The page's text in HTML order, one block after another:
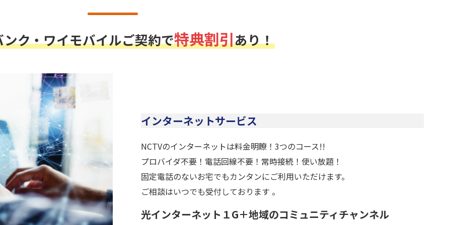
ク・ワイモバイルご契約で特典割引あり！
インターネットサービス
NCTVのインターネットは料金明瞭！3つのコース!!
プロバイダ不要！電話回線不要！常時接続！使い放題！
固定電話のないお宅でもカンタンにご利用いただけます。
ご相談はいつでも受付しております 。
光インターネット１G＋地域のコミュニティチャンネル